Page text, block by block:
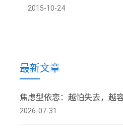
2015-10-24
最新文章
焦虑型依恋：越怕失去，越
2026-07-31